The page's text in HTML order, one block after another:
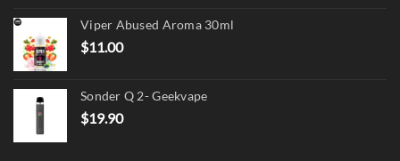
$17.90.$13.90.
Viper Abused Aroma 30ml
$11.00
Sonder Q 2- Geekvape
$19.90